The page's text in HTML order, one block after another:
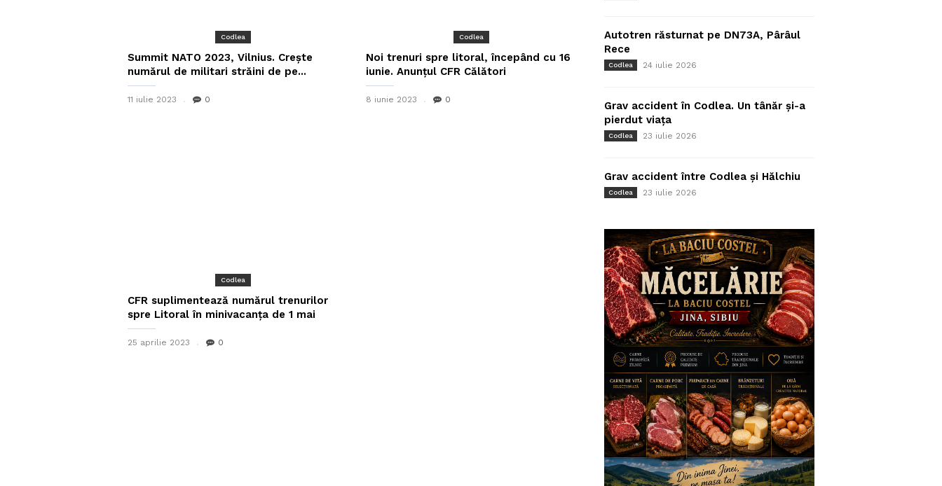
Codlea
Summit NATO 2023, Vilnius. Crește
numărul de militari străini de pe...
11 iulie 2023 0
Codlea
Noi trenuri spre litoral, începând cu 16
iunie. Anunțul CFR Călători
8 iunie 2023 0
Codlea
CFR suplimentează numărul trenurilor
spre Litoral în minivacanţa de 1 mai
25 aprilie 2023 0
Autotren răsturnat pe DN73A, Pârâul
Rece
Codlea 24 iulie 2026
Grav accident în Codlea. Un tânăr și-a
pierdut viața
Codlea 23 iulie 2026
Grav accident între Codlea și Hălchiu
Codlea 23 iulie 2026